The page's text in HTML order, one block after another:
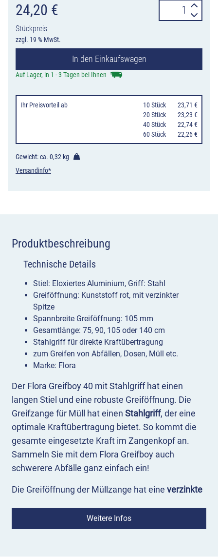
24,20 €
Stückpreis
zzgl. 19 % MwSt.
FLORA
Greifboy
mit
140
cm
Länge,
Greiföffnung
In den Einkaufswagen
Auf Lager, in 1 - 3 Tagen bei Ihnen
Ihr Preisvorteil ab 10 Stück
23,71 €
20 Stück
23,23 €
40 Stück
22,74 €
60 Stück
22,26 €
Gewicht: ca. 0,32 kg
Versandinfo*
Produktbeschreibung
Der Flora Greifboy 40 mit Stahlgriff hat einen
langen Stiel und eine robuste Greiföffnung. Die
Greifzange für Müll hat einen Stahlgriff, der eine
optimale Kraftübertragung bietet. So kommt die
gesamte eingesetzte Kraft im Zangenkopf an.
Sammeln Sie mit dem Flora Greifboy auch
schwerere Abfälle ganz einfach ein!
Die Greiföffnung der Müllzange hat eine verzinkte
Damit lösen Sie festsitzende Abfälle vom
Untergrund und holen kleinsten Müll aus Rillen
Weitere Infos
Technische Details
Stiel: Eloxiertes Aluminium, Griff: Stahl
Greiföffnung: Kunststoff rot, mit verzinkter
Spitze
Spannbreite Greiföffnung: 105 mm
Gesamtlänge: 75, 90, 105 oder 140 cm
Stahlgriff für direkte Kraftübertragung
zum Greifen von Abfällen, Dosen, Müll etc.
Marke: Flora